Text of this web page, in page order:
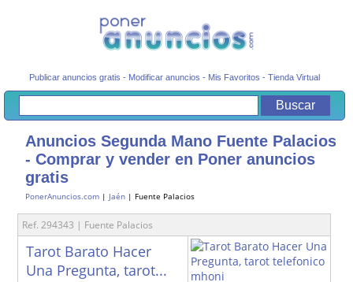
Publicar anuncios gratis - Modificar anuncios - Mis Favoritos -Tienda Virtual
Anuncios Segunda Mano Fuente Palacios
- Comprar y vender en Poner anuncios
gratis
PonerAnuncios.com | Jaén | Fuente Palacios
Ref. 294343 | Fuente Palacios
Tarot Barato Hacer
Una Pregunta, tarot...